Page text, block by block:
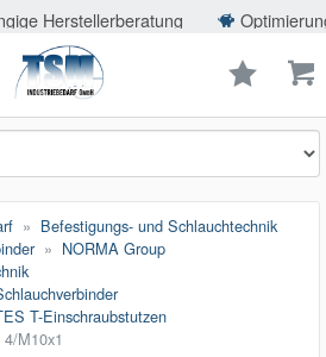
Optimierung der
Befestigungs- und Schlauchtechnik
NORMA Group
T-Einschraubstutzen
M10x1